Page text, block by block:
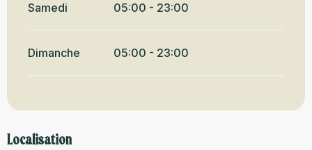
Samedi 05:00 - 23:00
Dimanche 05:00 - 23:00
Localisation